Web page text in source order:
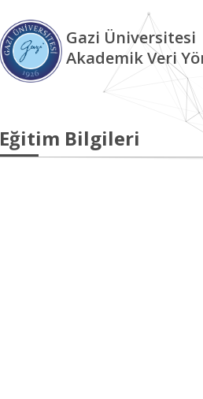
Gazi Üniversitesi
Akademik Veri
Eğitim Bilgileri